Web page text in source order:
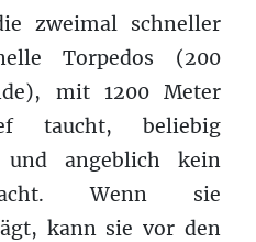
zweimal schneller
Torpedos (200
mit 1200 Meter
taucht, beliebig
und angeblich kein
Wenn sie
kann sie vor den